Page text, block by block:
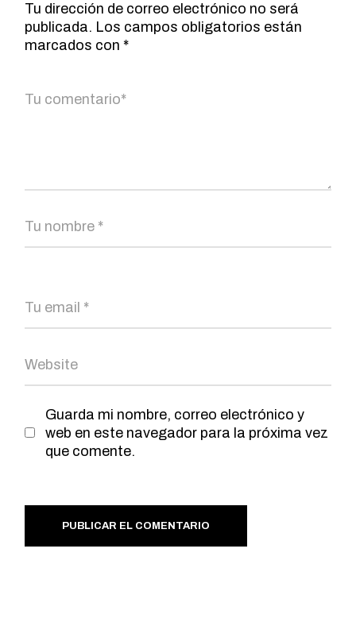
Tu dirección de correo electrónico no será
publicada. Los campos obligatorios están
marcados con *
Guarda mi nombre, correo electrónico y
web en este navegador para la próxima vez
que comente.
PUBLICAR EL COMENTARIO